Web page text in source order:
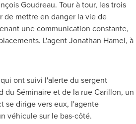
Goudreau. Tour à tour, les trois
de mettre en danger la vie de
une communication constante,
L'agentJonathan Hamel, à
ont suivi l'alerte du sergent
Séminaire et de la rue Carillon, un
se dirige vers eux, l'agente
véhicule sur le bas-côté.